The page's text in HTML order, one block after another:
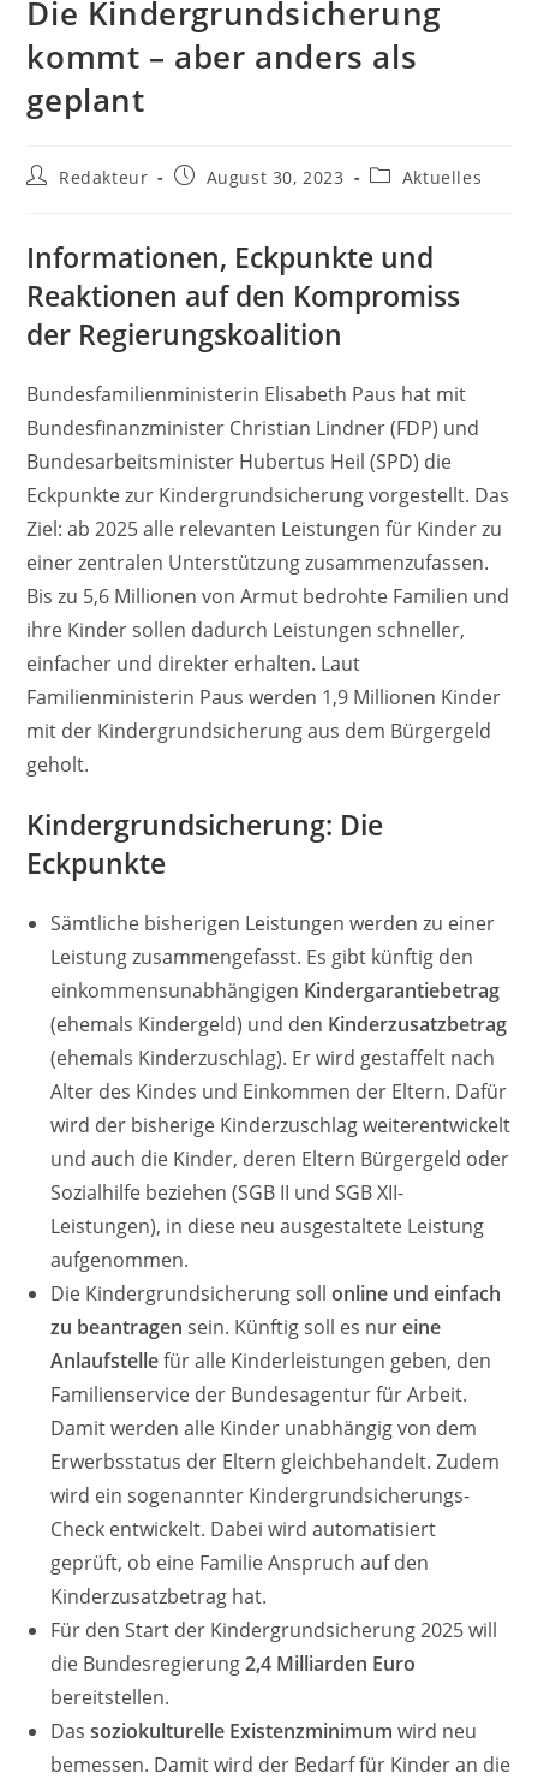
Die Kindergrundsicherung
kommt – aber anders als
geplant
Beitrags-
Redakteur
BeitragAugust 30, 2023
Beitrags-
Aktuelles
Informationen, Eckpunkte und
Reaktionen auf den Kompromiss
der Regierungskoalition
Bundesfamilienministerin Elisabeth Paus hat mit
Bundesfinanzminister Christian Lindner (FDP) und
Bundesarbeitsminister Hubertus Heil (SPD) die
Eckpunkte zur Kindergrundsicherung vorgestellt. Das
Ziel: ab 2025 alle relevanten Leistungen für Kinder zu
einer zentralen Unterstützung zusammenzufassen.
Bis zu 5,6 Millionen von Armut bedrohte Familien und
ihre Kinder sollen dadurch Leistungen schneller,
einfacher und direkter erhalten. Laut
Familienministerin Paus werden 1,9 Millionen Kinder
mit der Kindergrundsicherung aus dem Bürgergeld
geholt.
Kindergrundsicherung: Die
Eckpunkte
Sämtliche bisherigen Leistungen werden zu einer
Leistung zusammengefasst. Es gibt künftig den
einkommensunabhängigen Kindergarantiebetrag
(ehemals Kindergeld) und den Kinderzusatzbetrag
(ehemals Kinderzuschlag). Er wird gestaffelt nach
Alter des Kindes und Einkommen der Eltern. Dafür
wird der bisherige Kinderzuschlag weiterentwickelt
und auch die Kinder, deren Eltern Bürgergeld oder
Sozialhilfe beziehen (SGB II und SGB XII-
Leistungen), in diese neu ausgestaltete Leistung
aufgenommen.
Die Kindergrundsicherung sollonline und einfach
zu beantragen sein. Künftig soll es nureine
Anlaufstellefür alle Kinderleistungen geben, den
Familienservice der Bundesagentur für Arbeit.
Damit werden alle Kinder unabhängig von dem
Erwerbsstatus der Eltern gleichbehandelt. Zudem
wird ein sogenannter Kindergrundsicherungs-
Check entwickelt. Dabei wird automatisiert
geprüft, ob eine Familie Anspruch auf den
Kinderzusatzbetrag hat.
Für den Start der Kindergrundsicherung 2025 will
die Bundesregierung2,4 Milliarden Euro
bereitstellen.
Dassoziokulturelle Existenzminimumwird neu
bemessen. Damit wird der Bedarf für Kinder an die